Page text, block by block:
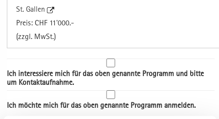
St. Gallen
Preis: CHF 11'000.-
(zzgl. MwSt.)
Ich interessiere mich für das oben genannte Programm und bitte
um Kontaktaufnahme.
Ich möchte mich für das oben genannte Programm anmelden.